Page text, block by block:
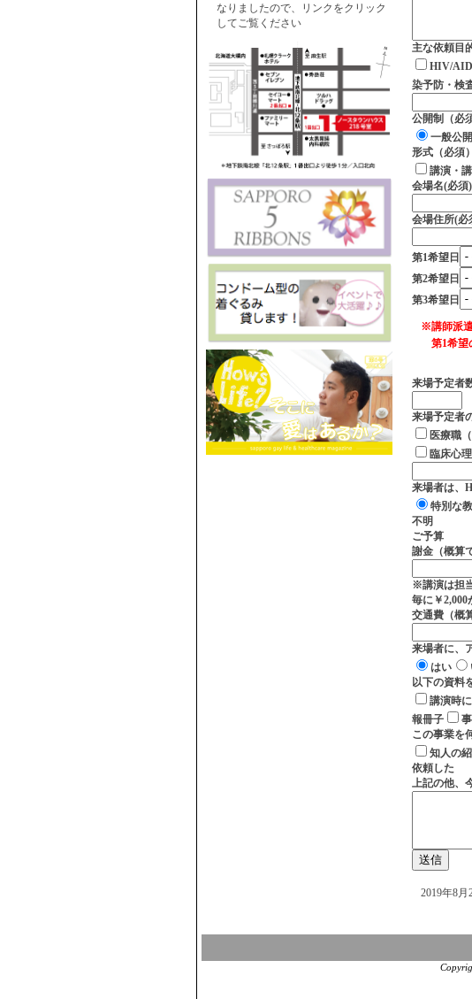
主な依頼目
HIV/
染予防・検
公開制（必
一般公
形式（必須）
講演・
会場名(必須)
会場住所(必
第1希望日
第2希望日
第3希望日
※講師派
第1希望
来場予定者
来場予定者
医療職
臨床心
来場者は、
特別な
不明
ご予算
謝金（概算
※講演は担
毎に￥
交通費（概
来場者に、
はい
以下の資料
講演時
報冊子
この事業を
知人の
依頼した
上記の他、
2019年8月
なりましたので、リンクをクリック
してご覧ください